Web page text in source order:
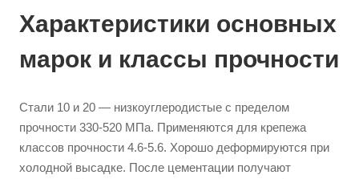
Характеристики основных
марок и классы прочности
Стали 10 и 20 — низкоуглеродистые с пределом
прочности 330-520 МПа. Применяются для крепежа
классов прочности 4.6-5.6. Хорошо деформируются при
холодной высадке. После цементации получают